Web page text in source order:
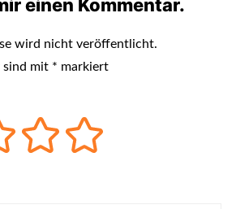
einen Kommentar.
wird nicht veröffentlicht.
sind mit * markiert